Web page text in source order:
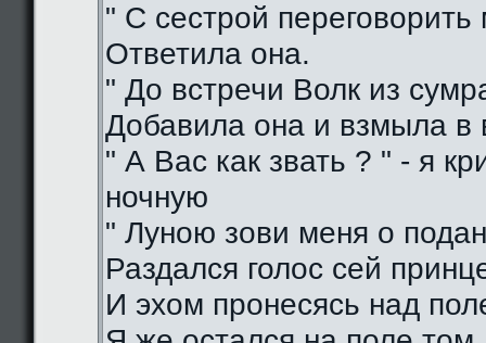
" С сестрой
Ответила она.
" До встречи Волк из
Добавила она и взмыла в
" А Вас как звать ? " - я
ночную
" Луною зови меня о
Раздался голос сей
И эхом пронесясь над